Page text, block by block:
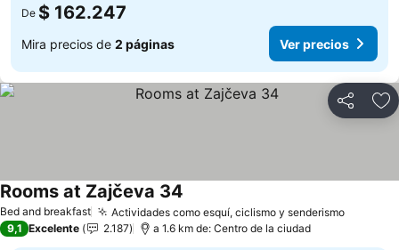
De $ 162.247
Mira precios de 2 páginas Ver precios
Compartir
Bed and breakfast Actividades como esquí, ciclismo y senderismo
Rooms at Zajčeva 34
9,1 Excelente 2.187 a 1.6 km de: Centro de la ciudad